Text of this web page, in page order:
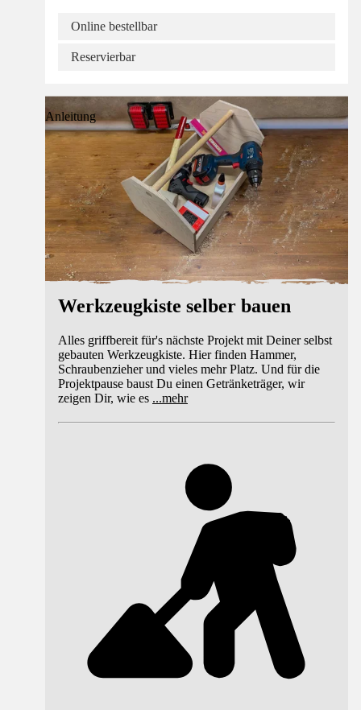
Online bestellbar
Reservierbar
Anleitung
Werkzeugkiste selber bauen
Alles griffbereit für's nächste Projekt mit Deiner selbst
gebauten Werkzeugkiste. Hier finden Hammer,
Schraubenzieher und vieles mehr Platz. Und für die
Projektpause baust Du einen Getränketräger, wir
zeigen Dir, wie es ...mehr